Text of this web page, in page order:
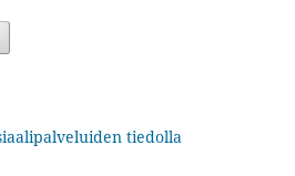
tiedolla